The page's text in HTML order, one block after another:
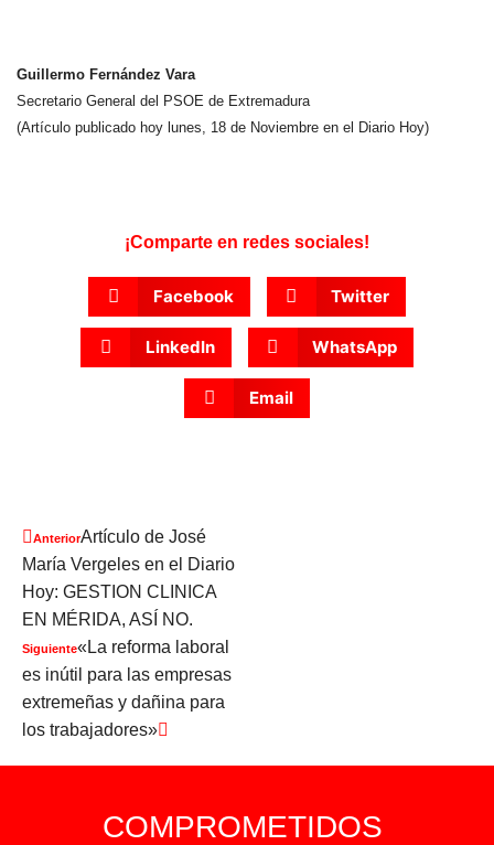
Guillermo Fernández Vara
Secretario General del PSOE de Extremadura
(Artículo publicado hoy lunes, 18 de Noviembre en el Diario Hoy)
¡Comparte en redes sociales!
Facebook Twitter
LinkedIn WhatsApp
Email
AnteriorArtículo de José
María Vergeles en el Diario
Hoy: GESTION CLINICA
EN MÉRIDA, ASÍ NO.
Siguiente«La reforma laboral
es inútil para las empresas
extremeñas y dañina para
los trabajadores»
COMPROMETIDOS